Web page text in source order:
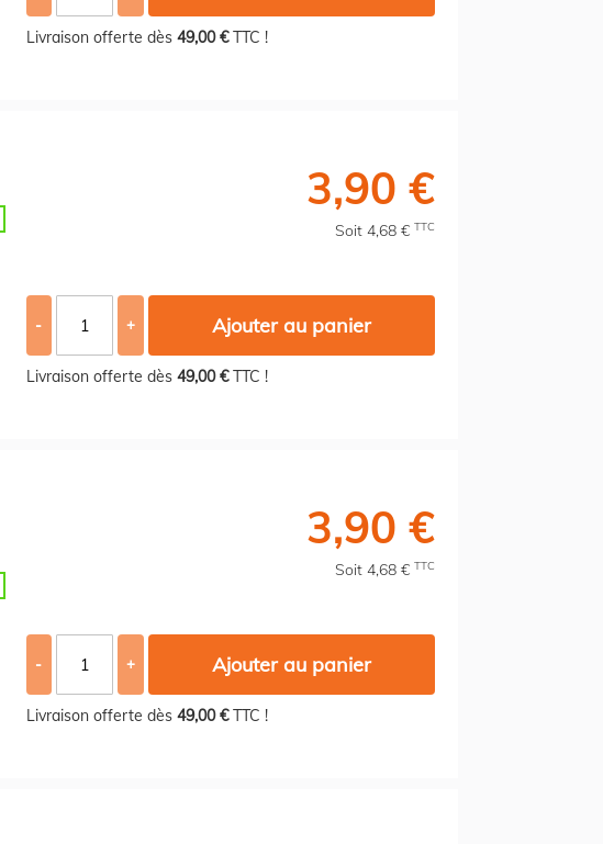
Livraison offerte dès 49,00 €TTC !
3,90 €
Soit 4,68 € TTC
- + Ajouter au panier
Livraison offerte dès 49,00 €TTC !
3,90 €
Soit 4,68 € TTC
- + Ajouter au panier
Livraison offerte dès 49,00 €TTC !